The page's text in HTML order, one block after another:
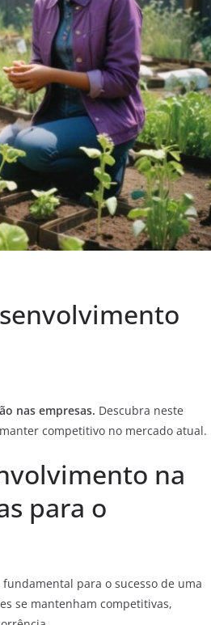
nas empresas. Descubra neste
competitivo no mercado atual.
na
para o
para o sucesso de uma
se mantenham competitivas,